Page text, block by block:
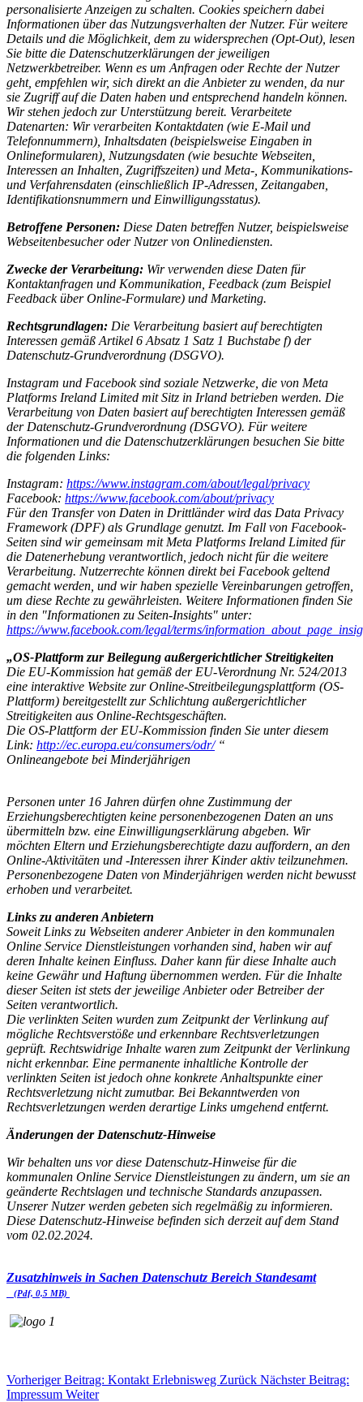
personalisierte Anzeigen zu schalten. Cookies speichern dabei
Informationen über das Nutzungsverhalten der Nutzer. Für weitere
Details und die Möglichkeit, dem zu widersprechen (Opt-Out), lesen
Sie bitte die Datenschutzerklärungen der jeweiligen
Netzwerkbetreiber. Wenn es um Anfragen oder Rechte der Nutzer
geht, empfehlen wir, sich direkt an die Anbieter zu wenden, da nur
sie Zugriff auf die Daten haben und entsprechend handeln können.
Wir stehen jedoch zur Unterstützung bereit. Verarbeitete
Datenarten: Wir verarbeiten Kontaktdaten (wie E-Mail und
Telefonnummern), Inhaltsdaten (beispielsweise Eingaben in
Onlineformularen), Nutzungsdaten (wie besuchte Webseiten,
Interessen an Inhalten, Zugriffszeiten) und Meta-, Kommunikations-
und Verfahrensdaten (einschließlich IP-Adressen, Zeitangaben,
Identifikationsnummern und Einwilligungsstatus).
Betroffene Personen: Diese Daten betreffen Nutzer, beispielsweise
Webseitenbesucher oder Nutzer von Onlinediensten.
Zwecke der Verarbeitung: Wir verwenden diese Daten für
Kontaktanfragen und Kommunikation, Feedback (zum Beispiel
Feedback über Online-Formulare) und Marketing.
Rechtsgrundlagen: Die Verarbeitung basiert auf berechtigten
Interessen gemäß Artikel 6 Absatz 1 Satz 1 Buchstabe f) der
Datenschutz-Grundverordnung (DSGVO).
Instagram und Facebook sind soziale Netzwerke, die von Meta
Platforms Ireland Limited mit Sitz in Irland betrieben werden. Die
Verarbeitung von Daten basiert auf berechtigten Interessen gemäß
der Datenschutz-Grundverordnung (DSGVO). Für weitere
Informationen und die Datenschutzerklärungen besuchen Sie bitte
die folgenden Links:
Instagram: https://www.instagram.com/about/legal/privacy
Facebook: https://www.facebook.com/about/privacy
Für den Transfer von Daten in Drittländer wird das Data Privacy
Framework (DPF) als Grundlage genutzt. Im Fall von Facebook-
Seiten sind wir gemeinsam mit Meta Platforms Ireland Limited für
die Datenerhebung verantwortlich, jedoch nicht für die weitere
Verarbeitung. Nutzerrechte können direkt bei Facebook geltend
gemacht werden, und wir haben spezielle Vereinbarungen getroffen,
um diese Rechte zu gewährleisten. Weitere Informationen finden Sie
in den "Informationen zu Seiten-Insights" unter:
https://www.facebook.com/legal/terms/
„OS-Plattform zur Beilegung außergerichtlicher Streitigkeiten
Die EU-Kommission hat gemäß der EU-Verordnung Nr. 524/2013
eine interaktive Website zur Online-Streitbeilegungsplattform (OS-
Plattform) bereitgestellt zur Schlichtung außergerichtlicher
Streitigkeiten aus Online-Rechtsgeschäften.
Die OS-Plattform der EU-Kommission finden Sie unter diesem
Link: http://ec.europa.eu/consumers/odr/“
Onlineangebote bei Minderjährigen
Personen unter 16 Jahren dürfen ohne Zustimmung der
Erziehungsberechtigten keine personenbezogenen Daten an uns
übermitteln bzw. eine Einwilligungserklärung abgeben. Wir
möchten Eltern und Erziehungsberechtigte dazu auffordern, an den
Online-Aktivitäten und -Interessen ihrer Kinder aktiv teilzunehmen.
Personenbezogene Daten von Minderjährigen werden nicht bewusst
erhoben und verarbeitet.
Links zu anderen Anbietern
Soweit Links zu Webseiten anderer Anbieter in den kommunalen
Online Service Dienstleistungen vorhanden sind, haben wir auf
deren Inhalte keinen Einfluss. Daher kann für diese Inhalte auch
keine Gewähr und Haftung übernommen werden. Für die Inhalte
dieser Seiten ist stets der jeweilige Anbieter oder Betreiber der
Seiten verantwortlich.
Die verlinkten Seiten wurden zum Zeitpunkt der Verlinkung auf
mögliche Rechtsverstöße und erkennbare Rechtsverletzungen
geprüft. Rechtswidrige Inhalte waren zum Zeitpunkt der Verlinkung
nicht erkennbar. Eine permanente inhaltliche Kontrolle der
verlinkten Seiten ist jedoch ohne konkrete Anhaltspunkte einer
Rechtsverletzung nicht zumutbar. Bei Bekanntwerden von
Rechtsverletzungen werden derartige Links umgehend entfernt.
Änderungen der Datenschutz-Hinweise
Wir behalten uns vor diese Datenschutz-Hinweise für die
kommunalen Online Service Dienstleistungen zu ändern, um sie an
geänderte Rechtslagen und technische Standards anzupassen.
Unserer Nutzer werden gebeten sich regelmäßig zu informieren.
Diese Datenschutz-Hinweise befinden sich derzeit auf dem Stand
vom 02.02.2024.
Zusatzhinweis in Sachen Datenschutz Bereich Standesamt
(Pdf, 0,5 MB)
Vorheriger Beitrag: Kontakt Erlebnisweg Zurück Nächster Beitrag:
Impressum Weiter